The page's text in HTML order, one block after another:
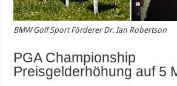
BMW Golf Sport Förderer Dr. Ian Robertson
PGA Championship
Preisgelderhöhung auf 5